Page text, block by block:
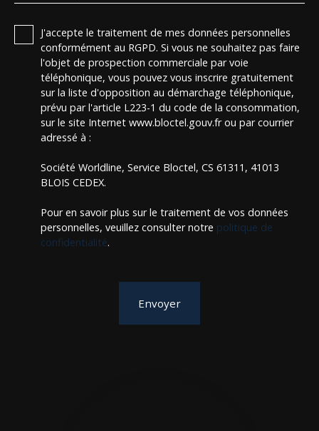
J'accepte le traitement de mes données personnelles
conformément au RGPD. Si vous ne souhaitez pas faire
l'objet de prospection commerciale par voie
téléphonique, vous pouvez vous inscrire gratuitement
sur la liste d'opposition au démarchage téléphonique,
prévu par l'article L223-1 du code de la consommation,
sur le site Internet www.bloctel.gouv.fr ou par courrier
adressé à :
Société Worldline, Service Bloctel, CS 61311, 41013
BLOIS CEDEX.
Pour en savoir plus sur le traitement de vos données
personnelles, veuillez consulter notre politique de
confidentialité.
Envoyer